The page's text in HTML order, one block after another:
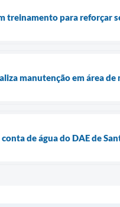
treinamento para reforçar
manutenção em área
de água do DAE de